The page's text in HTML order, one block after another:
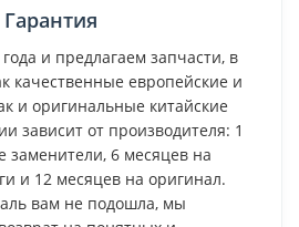
Гарантия
и предлагаем запчасти, в
качественные европейские и
и оригинальные китайские
зависит от производителя: 1
6 месяцев на
и 12 месяцев на оригинал.
вам не подошла, мы